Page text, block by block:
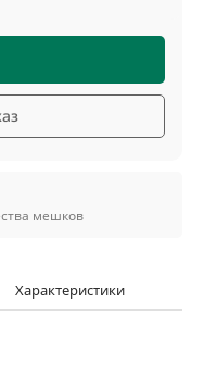
мешков
Характеристики